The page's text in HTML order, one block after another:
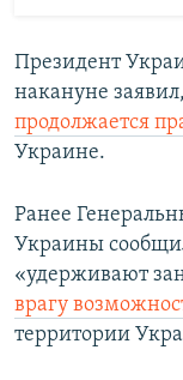
Президент
накануне
продолжается
Украине.
Ранее
Украины
«удерживают
врагу
территории